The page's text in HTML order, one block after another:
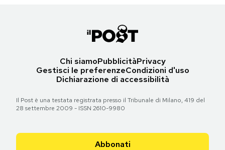
Chi siamoPubblicitàPrivacy
Gestisci le preferenzeCondizioni d'uso
Dichiarazione di accessibilità
Il Post è una testata registrata presso il Tribunale di Milano, 419 del
28 settembre 2009 - ISSN 2610-9980
Abbonati